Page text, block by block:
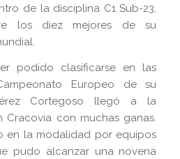
de la disciplina C1 Sub-23,
los diez mejores de su
podido clasificarse en las
Europeo de su
Cortegoso llegó a la
Cracovia con muchas ganas.
en la modalidad por equipos
pudo alcanzar una novena